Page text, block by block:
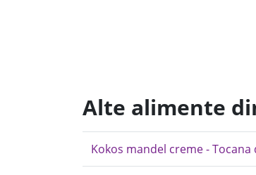
Alte alimente
Kokos mandel creme -